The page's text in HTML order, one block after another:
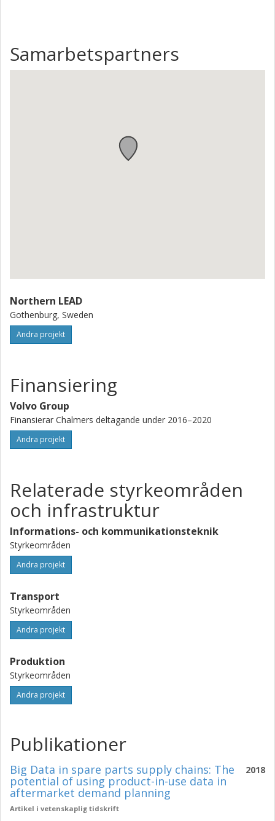
Samarbetspartners
Northern LEAD
Gothenburg, Sweden
Andra projekt
Finansiering
Volvo Group
Finansierar Chalmers deltagande under 2016–2020
Andra projekt
Relaterade styrkeområden
och infrastruktur
Informations- och kommunikationsteknik
Styrkeområden
Andra projekt
Transport
Styrkeområden
Andra projekt
Produktion
Styrkeområden
Andra projekt
Publikationer
2018
Big Data in spare parts supply chains: The
potential of using product-in-use data in
aftermarket demand planning
Artikel i vetenskaplig tidskrift